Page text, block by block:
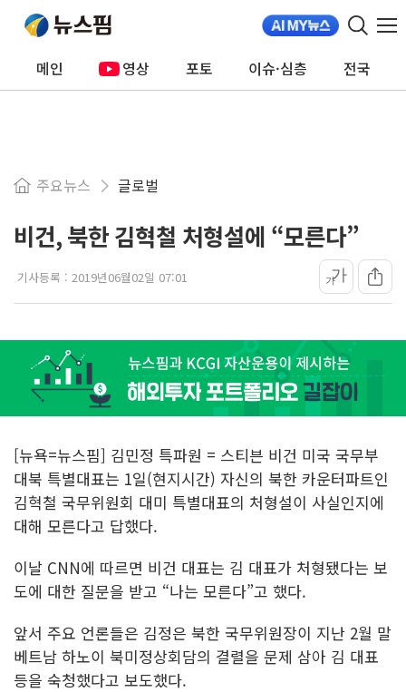
메인 영상 포토 이슈·심층 전국
주요뉴스 글로벌
비건, 북한 김혁철 처형설에 “모른다”
기사등록 : 2019년06월02일 07:01 가가
[뉴욕=뉴스핌] 김민정 특파원 = 스티븐 비건 미국 국무부
대북 특별대표는 1일(현지시간) 자신의 북한 카운터파트인
김혁철 국무위원회 대미 특별대표의 처형설이 사실인지에
대해 모른다고 답했다.
이날 CNN에 따르면 비건 대표는 김 대표가 처형됐다는 보
도에 대한 질문을 받고 “나는 모른다”고 했다.
앞서 주요 언론들은 김정은 북한 국무위원장이 지난 2월 말
베트남 하노이 북미정상회담의 결렬을 문제 삼아 김 대표
등을 숙청했다고 보도했다.